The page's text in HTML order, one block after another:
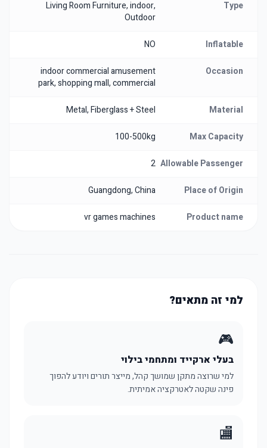
Type
Living Room Furniture, indoor,
Outdoor
Inflatable
NO
Occasion
indoor commercial amusement
park, shopping mall, commercial
Material
Metal, Fiberglass + Steel
Max Capacity
100-500kg
Allowable Passenger
2
Place of Origin
Guangdong, China
Product name
vr games machines
למי זה מתאים?
🎮
בעלי ארקייד ומתחמי בילוי
למי שרוצה מתקן שמושך קהל, מייצר תורים ויודע להפוך
פינה שקטה לאטרקציה אמיתית.
🏬